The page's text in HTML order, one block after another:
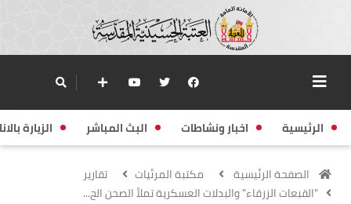
الرئيسية اخبار ونشاطات البث المباشر الزيارة
الصفحة الرئيسية مكتبة المرئيات
تقارير
"القبعات الزرقاء" والبدلات العسكرية تملأ الصحن الح...